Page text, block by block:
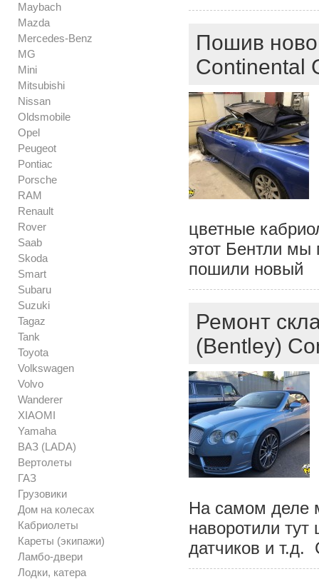
Maybach
Mazda
Mercedes-Benz
MG
Mini
Mitsubishi
Nissan
Oldsmobile
Opel
Peugeot
Pontiac
Porsche
RAM
Renault
Rover
Saab
Skoda
Smart
Subaru
Suzuki
Tagaz
Tank
Toyota
Volkswagen
Volvo
Wanderer
XIAOMI
Yamaha
ВАЗ (LADA)
Вертолеты
ГАЗ
Грузовики
Дом на колесах
Кабриолеты
Кареты (экипажи)
Ламбо-двери
Лодки, катера
Пошив
Continental
цветные
этот Бентли мы
пошили новый
Ремонт
(Bentley)
На самом деле
наворотили
датчиков и т.д.